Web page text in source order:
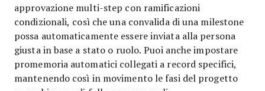
approvazione multi-step con ramificazioni
condizionali, così che una convalida di una milestone
possa automaticamente essere inviata alla persona
giusta in base a stato o ruolo. Puoi anche impostare
promemoria automatici collegati a record specifici,
mantenendo così in movimento le fasi del progetto